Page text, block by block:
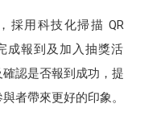
採用科技化掃描 QR
成報到及加入抽獎活
認是否報到成功，提
者帶來更好的印象。